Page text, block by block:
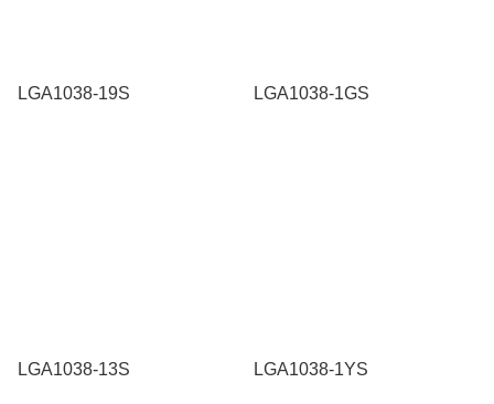
LGA1038-19S LGA1038-1GS
LGA1038-13S LGA1038-1YS